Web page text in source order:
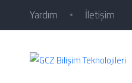
Yardım İletişim